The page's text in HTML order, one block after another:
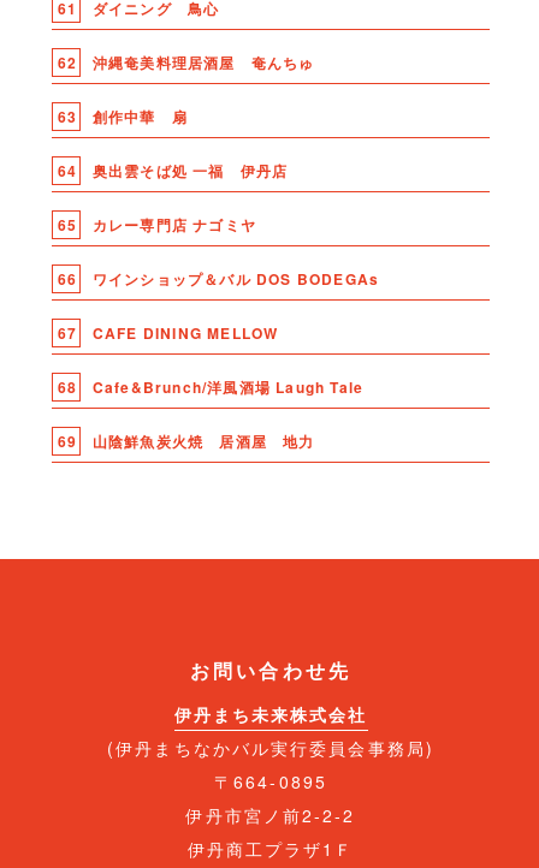
61 ダイニング 鳥心
62 沖縄奄美料理居酒屋 奄んちゅ
63 創作中華 扇
64 奥出雲そば処 一福 伊丹店
65 カレー専門店 ナゴミヤ
66 ワインショップ＆バル DOS BODEGAs
67 CAFE DINING MELLOW
68 Cafe&Brunch/洋風酒場 Laugh Tale
69 山陰鮮魚炭火焼 居酒屋 地力
お問い合わせ先
伊丹まち未来株式会社
(伊丹まちなかバル実行委員会事務局)
〒664-0895
伊丹市宮ノ前2-2-2
伊丹商工プラザ1Ｆ